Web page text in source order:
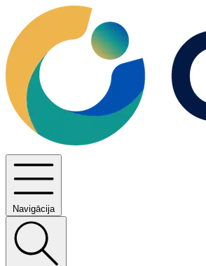
Navigācija